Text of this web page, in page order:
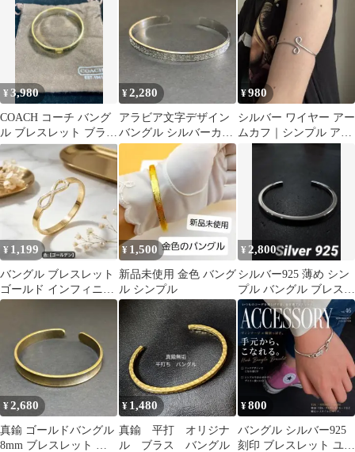
ストリート アメカジ
¥3,980
COACH コーチ バング
ル ブレスレット ブラッ
ク×ゴールド シグネチ
ャー柄
¥2,280
アラビア文字デザイン
バングル シルバーカラ
ー メンズ レディース
¥980
シルバー ワイヤー アー
ムカフ｜シンプル アー
トジュエリー バングル
¥ 1,199
バングル ブレスレット
ゴールド インフィニテ
22時までタイムセール
¥ 1,500
新品未使用 金色 バング
ル シンプル
¥ 2,800
シルバー925 薄め シン
プル バングル ブレスレ
ット ヴィンテージ 男女
兼用
¥2,680
真鍮 ゴールドバングル
8mm ブレスレット メ
¥ 1,480
真鍮 平打 オリジナ
ル ブラス バングル
¥800
バングル シルバー925
刻印 ブレスレット ユニ